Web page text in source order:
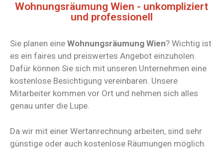
Wohnungsräumung Wien - unkompliziert
und professionell
Sie planen eine Wohnungsräumung Wien? Wichtig ist
es ein faires und preiswertes Angebot einzuholen.
Dafür können Sie sich mit unseren Unternehmen eine
kostenlose Besichtigung vereinbaren. Unsere
Mitarbeiter kommen vor Ort und nehmen sich alles
genau unter die Lupe.
Da wir mit einer Wertanrechnung arbeiten, sind sehr
günstige oder auch kostenlose Räumungen möglich.